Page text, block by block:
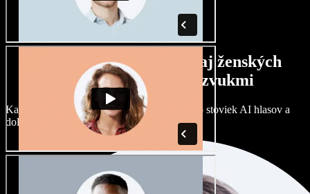
Široký výber mužských aj ženských
hlasov s rôznymi prízvukmi
Každý projekt môže znieť inak. Vyberte si zo stoviek AI hlasov a
dolaďte si ich podľa seba.